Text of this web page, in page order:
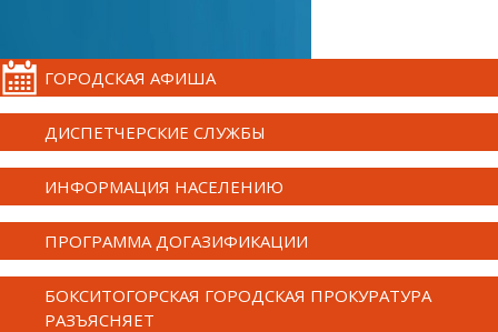
ГОРОДСКАЯ АФИША
ДИСПЕТЧЕРСКИЕ СЛУЖБЫ
ИНФОРМАЦИЯ НАСЕЛЕНИЮ
ПРОГРАММА ДОГАЗИФИКАЦИИ
БОКСИТОГОРСКАЯ ГОРОДСКАЯ ПРОКУРАТУРА
РАЗЪЯСНЯЕТ